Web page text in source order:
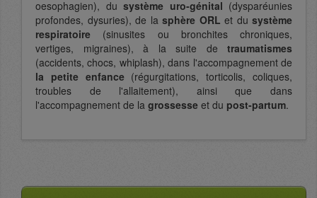
oesophagien), du système uro-génital (dysparéunies
profondes, dysuries), de la sphère ORL et du système
respiratoire (sinusites ou bronchites chroniques,
vertiges, migraines), à la suite de traumatismes
(accidents, chocs, whiplash), dans l'accompagnement de
la petite enfance(régurgitations, torticolis, coliques,
troubles de l'allaitement), ainsi que dans
l'accompagnement de la grossesse et du post-partum.